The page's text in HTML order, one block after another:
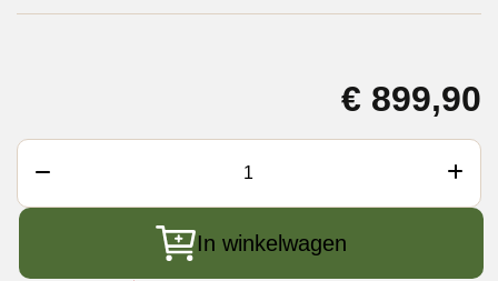
€ 899,90
Junior
In winkelwagen